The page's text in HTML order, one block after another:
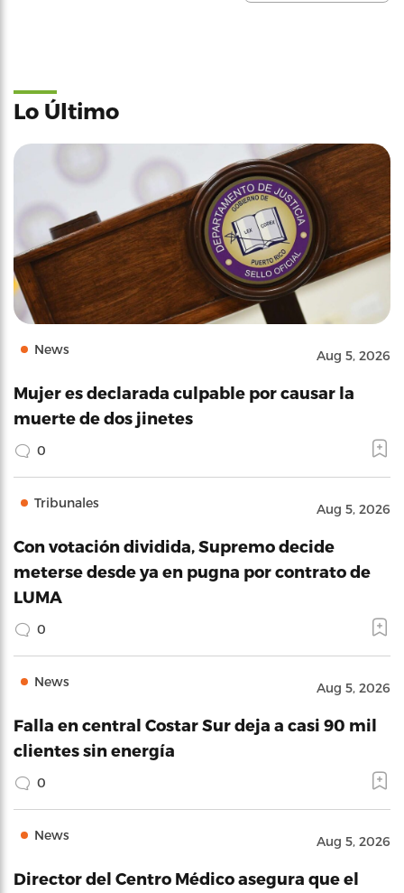
Lo Último
News Aug 5, 2026
Mujer es declarada culpable por causar la
muerte de dos jinetes
0
Tribunales Aug 5, 2026
Con votación dividida, Supremo decide
meterse desde ya en pugna por contrato de
LUMA
0
News Aug 5, 2026
Falla en central Costar Sur deja a casi 90 mil
clientes sin energía
0
News Aug 5, 2026
Director del Centro Médico asegura que el